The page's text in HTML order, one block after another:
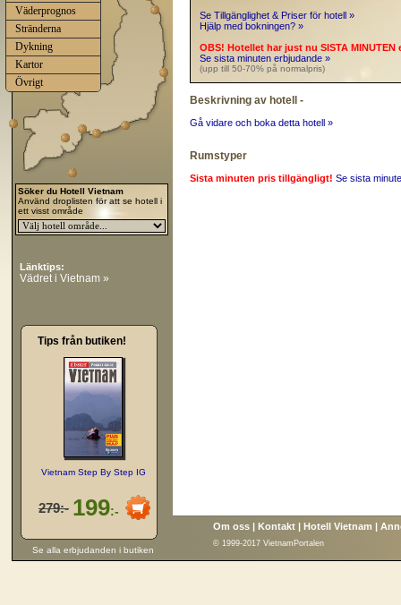
Se Tillgänglighet & Priser för hotell »
Hjälp med bokningen? »
OBS! Hotellet har just nu SISTA MINUTEN
Se sista minuten erbjudande »
(upp till 50-70% på normalpris)
Beskrivning av hotell -
Gå vidare och boka detta hotell »
Rumstyper
Sista minuten pris tillgängligt! Se sista
Om oss | Kontakt | Hotell Vietnam |
© 1999-2017 VietnamPortalen
Söker du Hotell Vietnam
Använd droplisten för att se hotell i
ett visst område
Länktips:
Vädret i Vietnam »
Tips från butiken!
Vietnam Step By Step IG
279:- 199:-
Se alla erbjudanden i butiken
Väderprognos
Stränderna
Dykning
Kartor
Övrigt